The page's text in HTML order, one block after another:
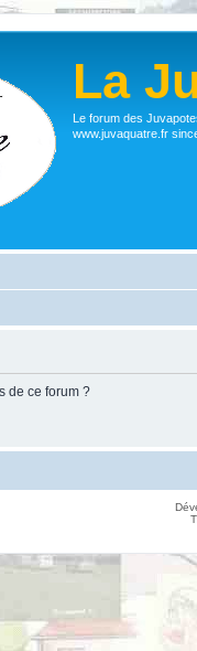
La
Le forum des
www.juvaquatre.fr
de ce forum ?